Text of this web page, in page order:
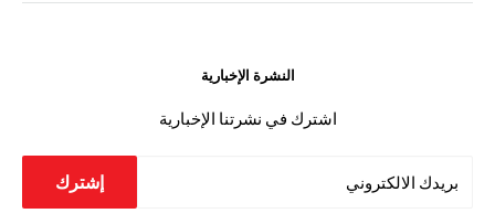
النشرة الإخبارية
اشترك في نشرتنا الإخبارية
بريدك الالكتروني إشترك